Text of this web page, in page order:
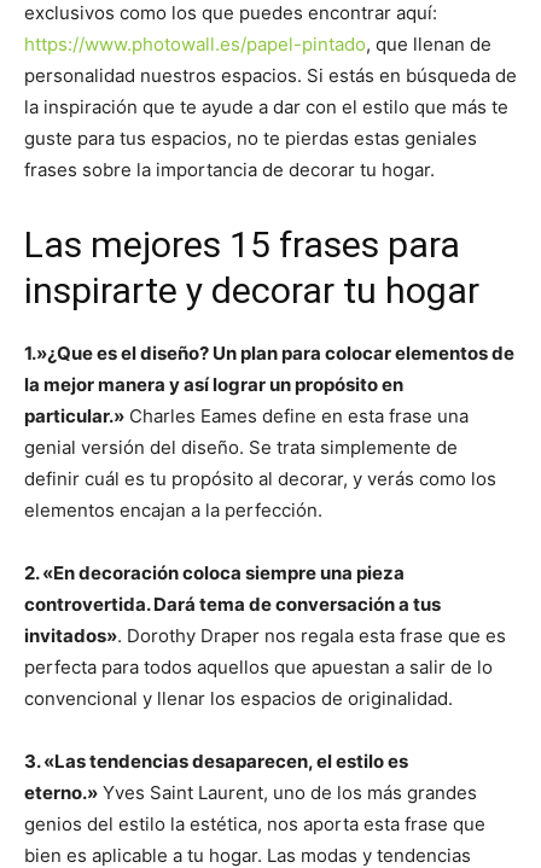
exclusivos como los que puedes encontrar aquí:
https://www.photowall.es/papel-pintado, que llenan de
personalidad nuestros espacios. Si estás en búsqueda de
la inspiración que te ayude a dar con el estilo que más te
guste para tus espacios, no te pierdas estas geniales
frases sobre la importancia de decorar tu hogar.
Las mejores 15 frases para
inspirarte y decorar tu hogar
1.»¿Que es el diseño? Un plan para colocar elementos de
la mejor manera y así lograr un propósito en
particular.» Charles Eames define en esta frase una
genial versión del diseño. Se trata simplemente de
definir cuál es tu propósito al decorar, y verás como los
elementos encajan a la perfección.
2. «En decoración coloca siempre una pieza
controvertida. Dará tema de conversación a tus
invitados». Dorothy Draper nos regala esta frase que es
perfecta para todos aquellos que apuestan a salir de lo
convencional y llenar los espacios de originalidad.
3. «Las tendencias desaparecen, el estilo es
eterno.» Yves Saint Laurent, uno de los más grandes
genios del estilo la estética, nos aporta esta frase que
bien es aplicable a tu hogar. Las modas y tendencias